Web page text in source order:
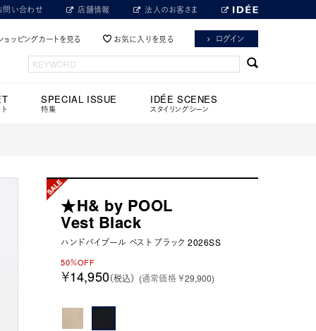
問い合わせ 店舗情報 法人のお客さま
ョッピングカートを見る お気に入りを見る ログイン
SPECIAL ISSUE
特集
IDÉE SCENES
スタイリングシーン
★H& by POOL
Vest Black
ハンドバイプール ベスト ブラック 2026SS
50％OFF
￥14,950（税込） (通常価格 ￥29,900)